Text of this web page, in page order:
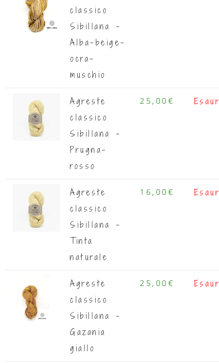
classico
Sibillana -
Alba-beige-
ocra-
muschio
Agreste
classico
Sibillana -
Prugna-
rosso
25,00€
Agreste
classico
Sibillana -
Tinta
naturale
16,00€
Agreste
classico
Sibillana -
Gazania
giallo
25,00€